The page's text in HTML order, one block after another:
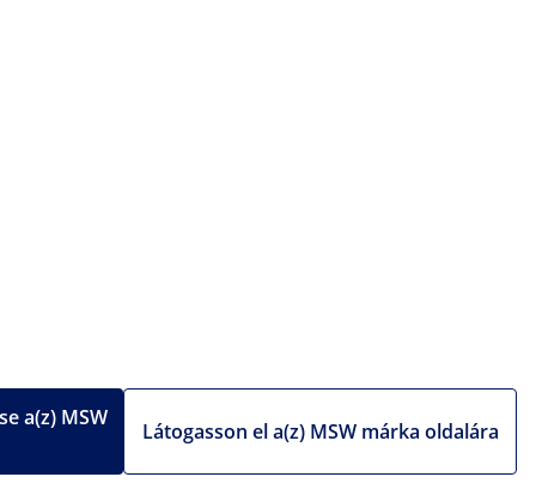
Látogasson el a(z) MSW márka oldalára
a(z) MSW